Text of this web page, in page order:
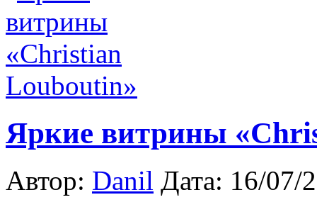
Яркие витрины
Автор: Danil Дата: 16/07/